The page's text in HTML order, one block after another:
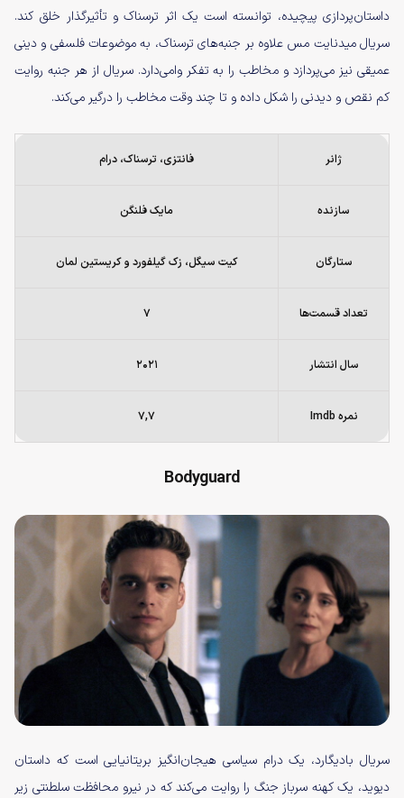
داستان‌پردازی پیچیده، توانسته است یک اثر ترسناک و تأثیرگذار خلق کند.
سریال میدنایت مس علاوه بر جنبه‌های ترسناک، به موضوعات فلسفی و دینی
عمیقی نیز می‌پردازد و مخاطب را به تفکر وامی‌دارد. سریال از هر جنبه روایت
کم نقص و دیدنی را شکل داده و تا چند وقت مخاطب را درگیر می‌کند.
ژانر فانتزی، ترسناک، درام
سازنده مایک فلنگن
ستارگان کیت سیگل، زک گیلفورد و کریستین لمان
تعداد قسمت‌ها ۷
سال انتشار ۲۰۲۱
نمره Imdb ۷,۷
Bodyguard
سریال بادیگارد،‌ یک درام سیاسی هیجان‌انگیز بریتانیایی است که داستان
دیوید، یک کهنه سرباز جنگ را روایت می‌کند که در نیرو محافظت سلطنتی زیر